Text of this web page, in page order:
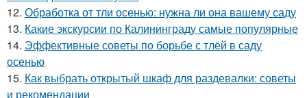
12. Обработка от тли осенью: нужна ли она вашему саду
13. Какие экскурсии по Калининграду самые популярные
14. Эффективные советы по борьбе с тлёй в саду
осенью
15. Как выбрать открытый шкаф для раздевалки: советы
и рекомендации